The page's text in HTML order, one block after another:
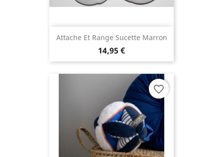
Attache Et Range Sucette Marron
14,95 €
favorite_border